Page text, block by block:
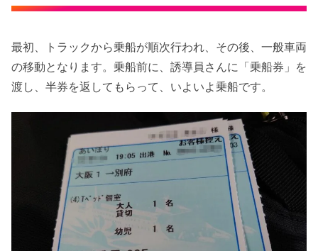
最初、トラックから乗船が順次行われ、その後、一般車両
の移動となります。乗船前に、誘導員さんに「乗船券」を
渡し、半券を返してもらって、いよいよ乗船です。